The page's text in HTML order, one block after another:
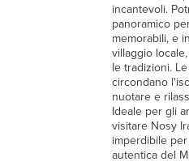
incantevoli.
panoramico
memorabili, e
villaggio
le tradizioni.
circondano
nuotare e
Ideale per gli
visitare Nosy
imperdibile
autentica del